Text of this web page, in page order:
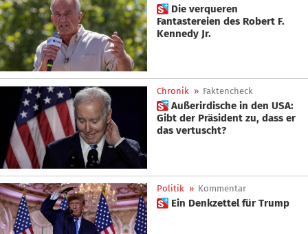
 Die verqueren
Fantastereien des Robert F.
Kennedy Jr.
Chronik » Faktencheck
 Außerirdische in den USA:
Gibt der Präsident zu, dass er
das vertuscht?
Politik » Kommentar
 Ein Denkzettel für Trump